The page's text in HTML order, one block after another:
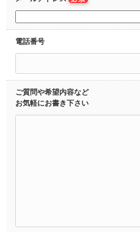
電話番号
ご質問や希望内容など
お気軽にお書き下さい